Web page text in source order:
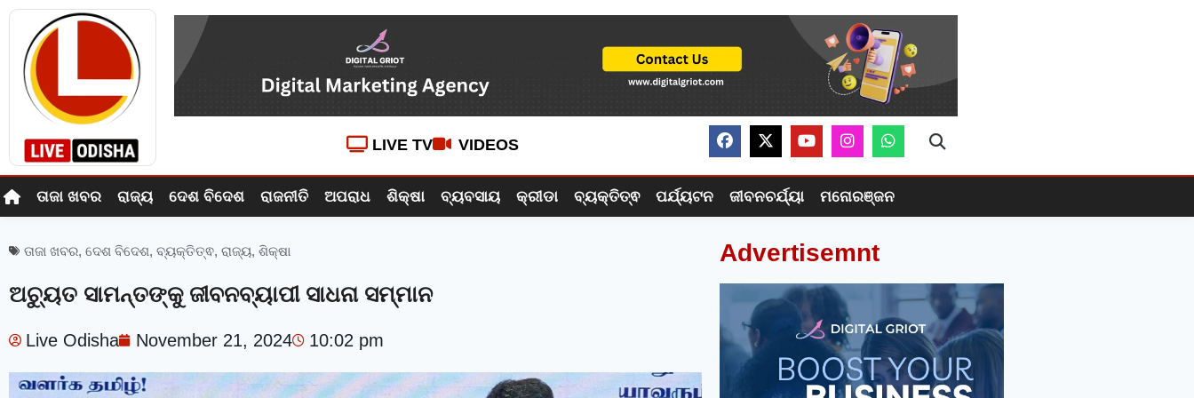
LIVE TV VIDEOS
ତାଜା ଖବର ରାଜ୍ୟ ଦେଶ ବିଦେଶ ରାଜନୀତି ଅପରାଧ ଶିକ୍ଷା ବ୍ୟବସାୟ କ୍ରୀଡା ବ୍ୟକ୍ତିତ୍ଵ ପର୍ଯ୍ୟଟନ ଜୀବନଚର୍ଯ୍ୟା ମନୋରଞ୍ଜନ
ତାଜା ଖବର, ଦେଶ ବିଦେଶ, ବ୍ୟକ୍ତିତ୍ଵ, ରାଜ୍ୟ, ଶିକ୍ଷା
ଅଚ୍ୟୁତ ସାମନ୍ତଙ୍କୁ ଜୀବନବ୍ୟାପୀ ସାଧନା ସମ୍ମାନ
Live Odisha November 21, 2024 10:02 pm
Advertisemnt